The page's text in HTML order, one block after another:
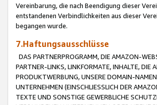
Vereinbarung, die nach Beendigung dieser
entstandenen Verbindlichkeiten aus dieser
begangen wurde.
7.Haftungsausschlüsse
DAS PARTNERPROGRAMM, DIE AMAZON-
PARTNER-LINKS, LINKFORMATE, INHALTE,
PRODUKTWERBUNG, UNSERE DOMAIN-
UNTERNEHMEN (EINSCHLIESSLICH DER
TEXTE UND SONSTIGE GEWERBLICHE